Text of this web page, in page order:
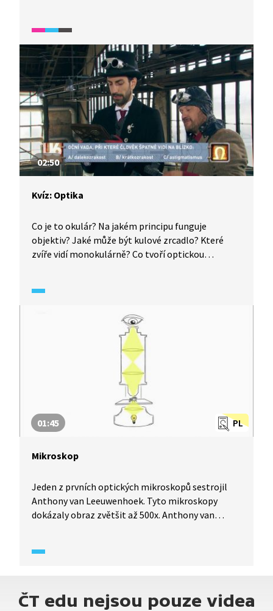
Uvidíte také iluze, které se velmi dlouho používají
při animacích.
02:50
Kvíz: Optika
Co je to okulár? Na jakém principu funguje
objektiv? Jaké může být kulové zrcadlo? Které
zvíře vidí monokulárně? Co tvoří optickou
špatně na blízko? Kdy byl patentován dalekohled?
obloze? Všechno se dozvíte v kvízu.
PL
01:45
Mikroskop
Jeden z prvních optických mikroskopů sestrojil
Anthony van Leeuwenhoek. Tyto mikroskopy
dokázaly obraz zvětšit až 500x. Anthony van
funguje optický mikroskop vám objasní Dr.
ČT edu nejsou pouze videa